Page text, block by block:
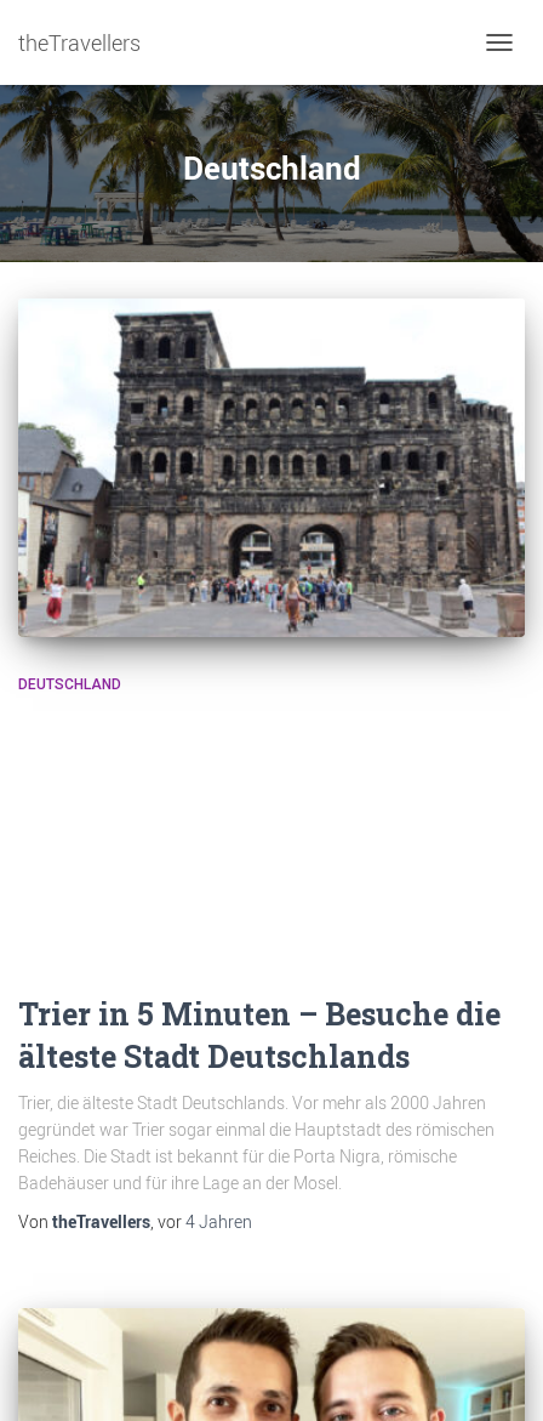
theTravellers
Deutschland
DEUTSCHLAND
Trier in 5 Minuten – Besuche die
älteste Stadt Deutschlands
Trier, die älteste Stadt Deutschlands. Vor mehr als 2000 Jahren
gegründet war Trier sogar einmal die Hauptstadt des römischen
Reiches. Die Stadt ist bekannt für die Porta Nigra, römische
Badehäuser und für ihre Lage an der Mosel.
Von theTravellers , vor4 Jahren